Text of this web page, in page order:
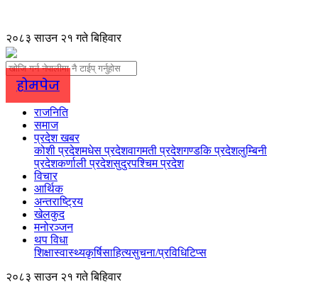
२०८३ साउन २१ गते बिहिवार
होमपेज
राजनिति
समाज
प्रदेश खबर
कोशी प्रदेशमधेस प्रदेशवागमती प्रदेशगण्डकि प्रदेशलुम्बिनी
प्रदेशकर्णाली प्रदेशसुदुरपश्चिम प्रदेश
विचार
आर्थिक
अन्तराष्ट्रिय
खेलकुद
मनोरञ्जन
थप विधा
शिक्षास्वास्थ्यकृर्षिसाहित्यसुचना/प्रविधिटिप्स
२०८३ साउन २१ गते बिहिवार